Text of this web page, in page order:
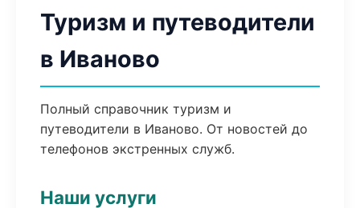
Туризм и путеводители
в Иваново
Полный справочник туризм и
путеводители в Иваново. От новостей до
телефонов экстренных служб.
Наши услуги